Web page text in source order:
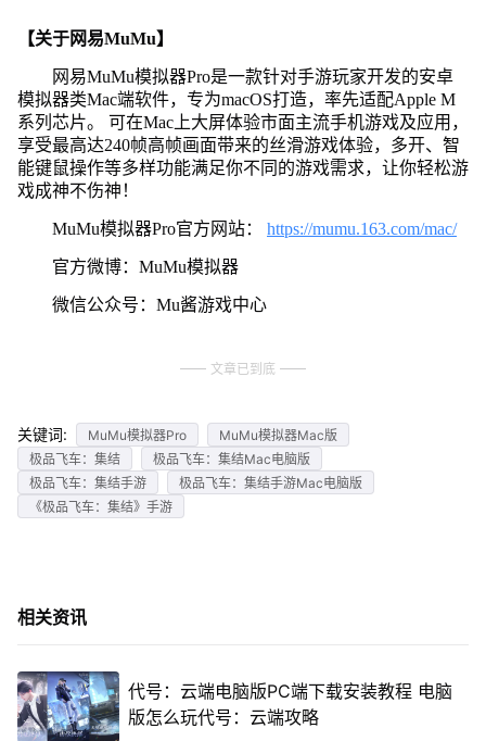
【关于网易MuMu】
网易MuMu模拟器Pro是一款针对手游玩家开发的安卓
模拟器类Mac端软件，专为macOS打造，率先适配Apple M
系列芯片。 可在Mac上大屏体验市面主流手机游戏及应用，
享受最高达240帧高帧画面带来的丝滑游戏体验，多开、智
能键鼠操作等多样功能满足你不同的游戏需求，让你轻松游
戏成神不伤神！
MuMu模拟器Pro官方网站： https://mumu.163.com/mac/
官方微博：MuMu模拟器
微信公众号：Mu酱游戏中心
文章已到底
关键词: MuMu模拟器Pro
MuMu模拟器Mac版
极品飞车：集结
极品飞车：集结Mac电脑版
极品飞车：集结手游
极品飞车：集结手游Mac电脑版
《极品飞车：集结》手游
相关资讯
代号：云端电脑版PC端下载安装教程 电脑
版怎么玩代号：云端攻略